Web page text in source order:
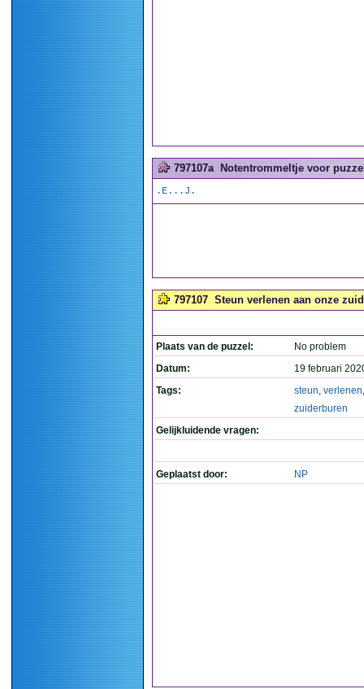
797107a Notentrommeltje voor
.E...J.
797107 Steun verlenen aan onze
Plaats van de puzzel:
No problem
Datum:
19 februari
Tags:
steun, verlenen
zuiderburen
Gelijkluidende vragen:
Geplaatst door: NP